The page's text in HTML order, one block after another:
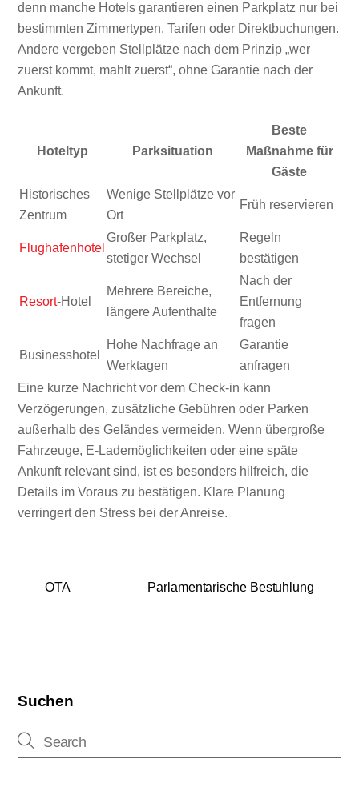
denn manche Hotels garantieren einen Parkplatz nur bei
bestimmten Zimmertypen, Tarifen oder Direktbuchungen.
Andere vergeben Stellplätze nach dem Prinzip „wer
zuerst kommt, mahlt zuerst“, ohne Garantie nach der
Ankunft.
Hoteltyp Parksituation
Beste
Maßnahme für
Gäste
Historisches
Zentrum
Wenige Stellplätze vor
Ort
Früh reservieren
Flughafenhotel
Großer Parkplatz,
stetiger Wechsel
Regeln
bestätigen
Resort-Hotel
Mehrere Bereiche,
längere Aufenthalte
Nach der
Entfernung
fragen
Businesshotel
Hohe Nachfrage an
Werktagen
Garantie
anfragen
Eine kurze Nachricht vor dem Check-in kann
Verzögerungen, zusätzliche Gebühren oder Parken
außerhalb des Geländes vermeiden. Wenn übergroße
Fahrzeuge, E-Lademöglichkeiten oder eine späte
Ankunft relevant sind, ist es besonders hilfreich, die
Details im Voraus zu bestätigen. Klare Planung
verringert den Stress bei der Anreise.
OTA Parlamentarische Bestuhlung
Suchen